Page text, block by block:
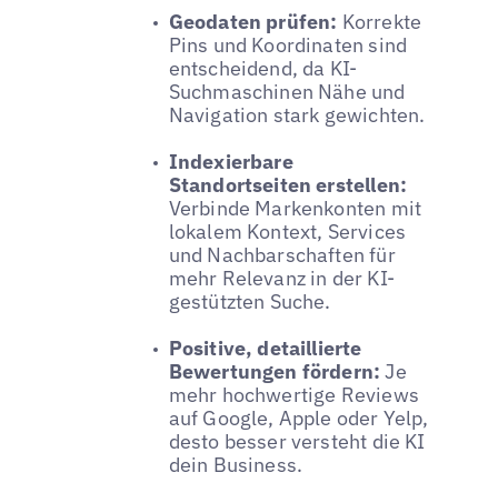
Geodaten prüfen: Korrekte
Pins und Koordinaten sind
entscheidend, da KI-
Suchmaschinen Nähe und
Navigation stark gewichten.
Indexierbare
Standortseiten erstellen:
Verbinde Markenkonten mit
lokalem Kontext, Services
und Nachbarschaften für
mehr Relevanz in der KI-
gestützten Suche.
Positive, detaillierte
Bewertungen fördern:Je
mehr hochwertige Reviews
auf Google, Apple oder Yelp,
desto besser versteht die KI
dein Business.